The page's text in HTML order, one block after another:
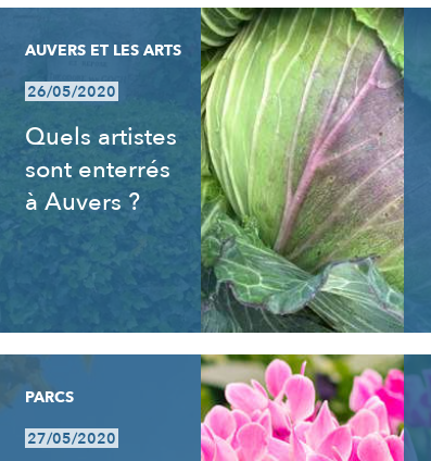
AUVERS ET LES ARTS
26/05/2020
Quels artistes
sont enterrés
à Auvers ?
PARCS
27/05/2020